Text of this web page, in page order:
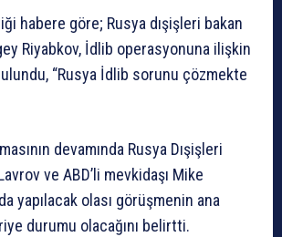
habere göre; Rusya dışişleri bakan
Riyabkov, İdlib operasyonuna ilişkin
“Rusya İdlib sorunu çözmekte
devamında Rusya Dışişleri
ve ABD’li mevkidaşı Mike
yapılacak olası görüşmenin ana
durumu olacağını belirtti.